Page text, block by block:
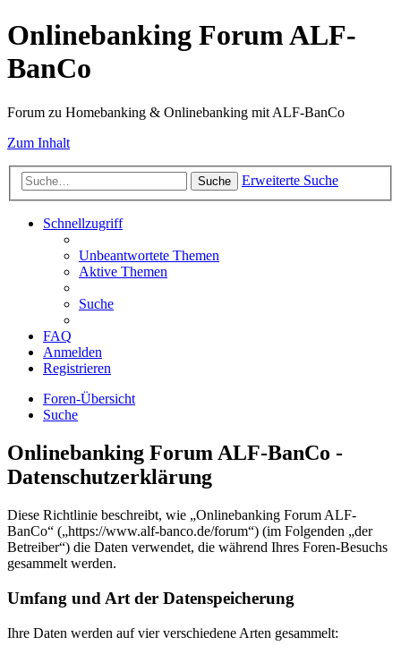
Onlinebanking Forum ALF-
BanCo
Forum zu Homebanking & Onlinebanking mit ALF-BanCo
Zum Inhalt
Suche Erweiterte Suche
Schnellzugriff
Unbeantwortete Themen
Aktive Themen
Suche
FAQ
Anmelden
Registrieren
Foren-Übersicht
Suche
Onlinebanking Forum ALF-BanCo -
Datenschutzerklärung
Diese Richtlinie beschreibt, wie „Onlinebanking Forum ALF-
BanCo“ („https://www.alf-banco.de/forum“) (im Folgenden „der
Betreiber“) die Daten verwendet, die während Ihres Foren-Besuchs
gesammelt werden.
Umfang und Art der Datenspeicherung
Ihre Daten werden auf vier verschiedene Arten gesammelt: